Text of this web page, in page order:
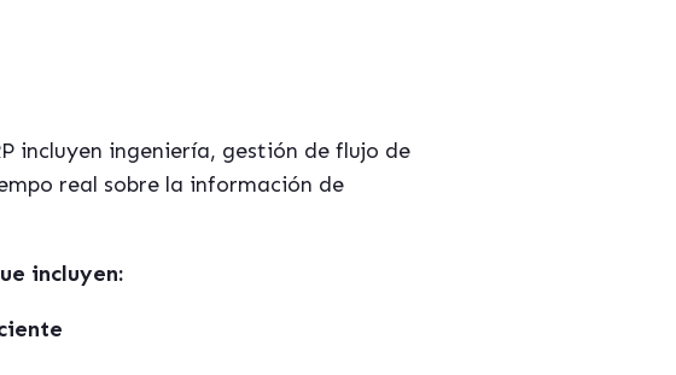
incluyen ingeniería, gestión de flujo de
real sobre la información de
incluyen: